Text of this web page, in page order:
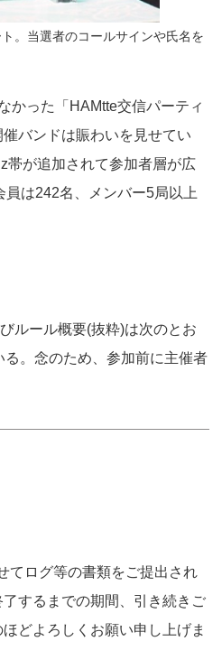
。当選者のコールサインや氏名を
かった「HAMtte交信パーティ
バンドは賑わいを見せてい
帯が追加されて参加者層が広
は242名、メンバー5局以上
ルール概要(抜粋)は次のとお
。念のため、参加前に主催者
てログ等の書類をご提出され
するまでの期間、引き続きご
どよろしくお願い申し上げま